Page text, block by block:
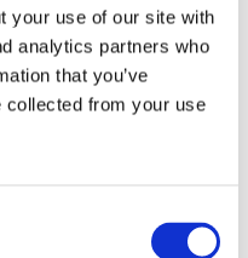
your use of our site with
analytics partners who
that you’ve
collected from your use